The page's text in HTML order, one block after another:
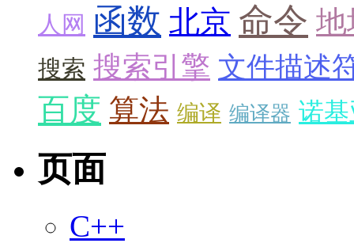
人网 函数 北京 命令 地
搜索 搜索引擎 文件描述
百度 算法 编译 编译器 诺
页面
C++